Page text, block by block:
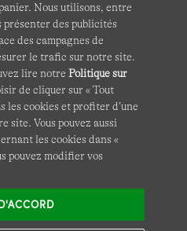
et sécurité
Carte du site
l'international
par reCAPTCHA.La politique de
d'utilisationde Google
Nous utilisons, entre
présenter des publicités
des campagnes de
le trafic sur notre site.
lire notrePolitique sur
de cliquer sur « Tout
les cookies et profiter d’une
site. Vous pouvez aussi
les cookies dans «
pouvez modifier vos